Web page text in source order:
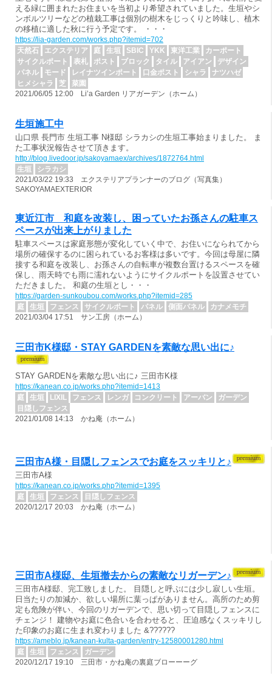
える緑に囲まれたお住まいを当初より希望されていました。生垣やシ
ンボルツリーなどの植栽工事は個別の樹木をじっくりと吟味し、植木
の移植に適した秋に行う予定です。 ・・・
https://lia-garden.com/works.php?itemid=702
天然石
エクステリア 庭 生垣 SBIC YKK 東洋工業
カーポート
サイクルポート
表札 ポスト ブロック タイル アイアン
デザイン
パネル
モード レイナツインポート 口金ポスト シャラ
ナツハゼ
ヒメシャラ
芝
菜園
2021/06/05 12:00 Li’a Garden リアガーデン（ホーム）
生垣施工中
山口県 長門市 生垣工事 N様邸 シラカシの生垣工事始まりました。 ま
た工事状況報告させて頂きます。
http://blog.livedoor.jp/sakoyamaex/archives/1872764.html
生垣
シラカシ
2021/03/22 19:33 エクステリアプランナーのブログ（写真集）
SAKOYAMAEXTERIOR
東近江市 和庭を改装し、困っていたお孫さんの駐車ス
ペースが出来上がりました
駐車スペースは家庭形態が変化していく中で、お住いになられてから
場所の確保するのに困られているお客様は多いです。今回は母屋に隣
接する和庭を改装し、お孫さんの自転車が複数台置けるスペースを確
保し、雨天時でも雨に濡れないようにサイクルポートを設置させてい
ただきました。 和庭の生垣とし・・・
https://garden-sunkoubou.com/works.php?itemid=285
庭
生垣 フェンス サイクルポート パネル 側面パネル
カナメモチ
2021/03/04 17:51 サン工房（ホーム）
三田市K様邸・STAY GARDENを素敵な思い出に♪
STAY GARDENを素敵な思い出に♪ 三田市K様
https://kanean.co.jp/works.php?itemid=1413
庭
生垣 LIXIL フェンス レンガ コンクリート アーバン
ガーデン
目隠しフェンス
2021/01/08 14:13 かね庵（ホーム）
三田市A様・目隠しフェンスでお庭をスッキリと♪
三田市A様
https://kanean.co.jp/works.php?itemid=1395
庭
生垣 フェンス
目隠しフェンス
2020/12/17 20:03 かね庵（ホーム）
三田市A様邸、生垣撤去からの素敵なリガーデン♪
三田市A様邸、完工致しました。 目隠しと呼ぶには少し寂しい生垣。
日当たりの加減か、欲しい場所に葉っぱがありません。高所のため剪
定も危険が伴い、今回のリガーデンで、思い切って目隠しフェンスに
チェンジ！ 建物やお庭に色合いを合わせると、圧迫感なくスッキリし
た印象のお庭に生まれ変わりました &??????
https://ameblo.jp/kanean-kulta-garden/entry-12580001280.html
庭
生垣 フェンス
ガーデン
2020/12/17 19:10 三田市・かね庵の裏庭ブローーーグ